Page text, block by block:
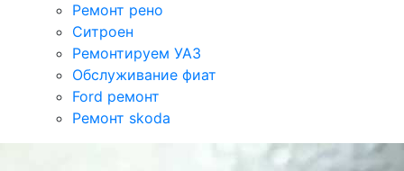
Ремонт рено
Ситроен
Ремонтируем УАЗ
Обслуживание фиат
Ford ремонт
Ремонт skoda